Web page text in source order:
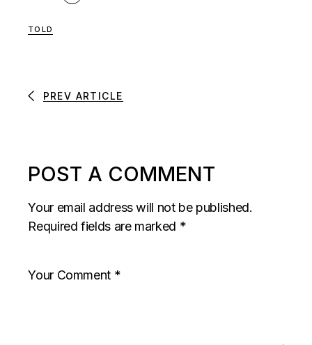
TOLD
PREV ARTICLE
POST A COMMENT
Your email address will not be published.
Required fields are marked *